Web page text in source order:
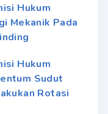
Hukum
Mekanik Pada
Hukum
Sudut
Rotasi